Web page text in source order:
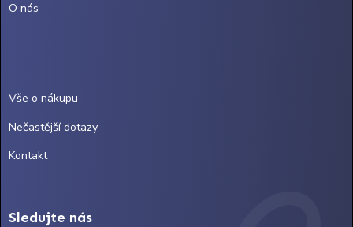
O nás
Vše o nákupu
Nečastější dotazy
Kontakt
Sledujte nás